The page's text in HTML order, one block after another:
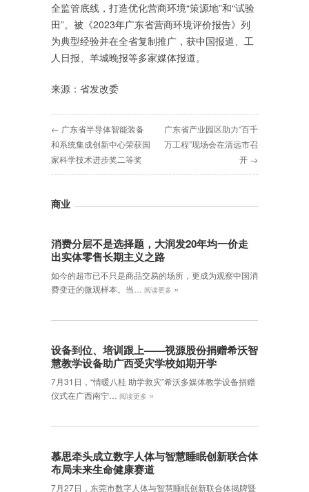
全监管底线，打造优化营商环境“策源地”和“试验
田”。被《2023年广东省营商环境评价报告》列
为典型经验并在全省复制推广，获中国报道、工
人日报、羊城晚报等多家媒体报道。
来源：省发改委
← 广东省半导体智能装备
和系统集成创新中心荣获国
家科学技术进步奖二等奖
广东省产业园区助力“百千
万工程”现场会在清远市召
开 →
商业
消费分层不是选择题，大润发20年均一价走
出实体零售长期主义之路
如今的超市已不只是商品交易的场所，更成为观察中国消
费变迁的微观样本。当…
阅读更多 »
设备到位、培训跟上——视源股份捐赠希沃智
慧教学设备助广西受灾学校如期开学
7月31日，“情暖八桂 助学救灾”希沃多媒体教学设备捐赠
仪式在广西南宁…
阅读更多 »
慕思牵头成立数字人体与智慧睡眠创新联合体
布局未来生命健康赛道
7月27日，东莞市数字人体与智慧睡眠创新联合体揭牌暨